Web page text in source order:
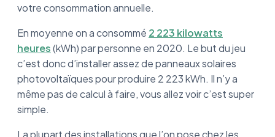
votre consommation annuelle.
En moyenne on a consommé 2 223 kilowatts
heures(kWh) par personne en 2020. Le but du jeu
c’est donc d’installer assez de panneaux solaires
photovoltaïques pour produire 2 223 kWh. Il n’y a
même pas de calcul à faire, vous allez voir c’est super
simple.